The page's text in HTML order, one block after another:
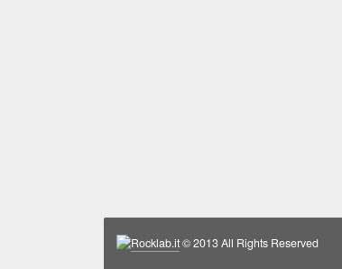
Rocklab.it© 2013 All Rights Reserved